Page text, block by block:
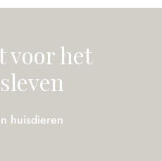
voor het
huisdieren